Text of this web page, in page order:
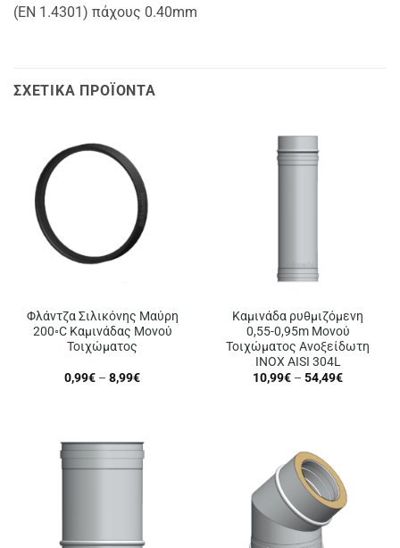
(ΕΝ 1.4301) πάχους 0.40mm
ΣΧΕΤΙΚΆ ΠΡΟΪΌΝΤΑ
Φλάντζα Σιλικόνης Μαύρη
200◦C Καμινάδας Μονού
Τοιχώματος
0,99€ – 8,99€Price
Καμινάδα ρυθμιζόμενη
0,55-0,95m Μονού
Τοιχώματος Ανοξείδωτη
INOX AISI 304L
10,99€ – 54,49€Price